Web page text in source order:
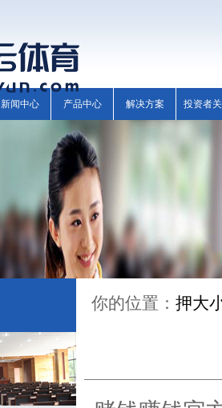
新闻中心 产品中心 解决方案 投资者
你的位置： 押大